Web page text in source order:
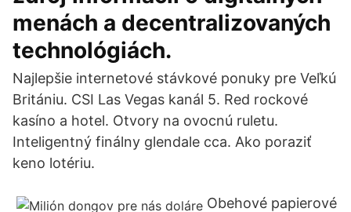
menách a decentralizovaných
technológiách.
Najlepšie internetové stávkové ponuky pre Veľkú
Britániu. CSI Las Vegas kanál 5. Red rockové
kasíno a hotel. Otvory na ovocnú ruletu.
Inteligentný finálny glendale cca. Ako poraziť
keno lotériu.
Obehové papierové